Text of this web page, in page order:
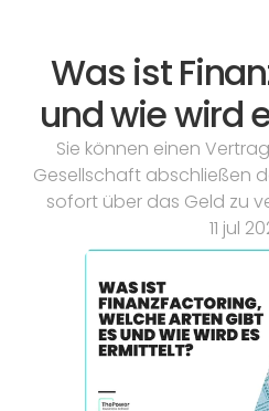
Was ist
und wie wird
Sie können einen
Gesellschaft abschließen
sofort über das Geld zu
11 jul